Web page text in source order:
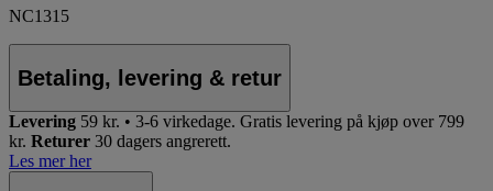
NC1315
Betaling, levering & retur
Levering 59 kr. • 3-6 virkedage. Gratis levering på kjøp over 799
kr. Returer 30 dagers angrerett.
Les mer her